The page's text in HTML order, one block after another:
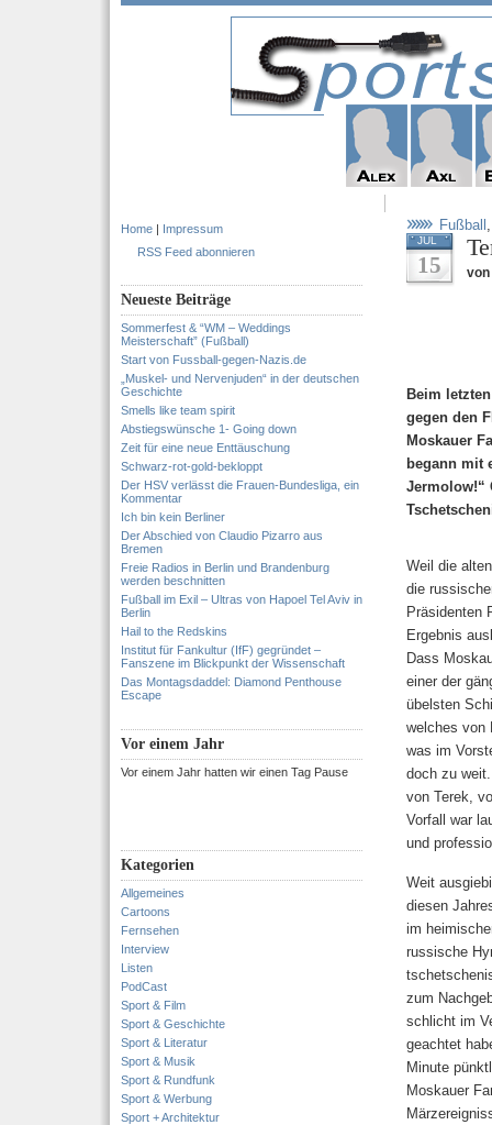
Home | Impressum
RSS Feed abonnieren
Neueste Beiträge
Sommerfest & “WM – Weddings
Meisterschaft” (Fußball)
Start von Fussball-gegen-Nazis.de
„Muskel- und Nervenjuden“ in der deutschen
Geschichte
Smells like team spirit
Abstiegswünsche 1- Going down
Zeit für eine neue Enttäuschung
Schwarz-rot-gold-bekloppt
Der HSV verlässt die Frauen-Bundesliga, ein
Kommentar
Ich bin kein Berliner
Der Abschied von Claudio Pizarro aus
Bremen
Freie Radios in Berlin und Brandenburg
werden beschnitten
Fußball im Exil – Ultras von Hapoel Tel Aviv in
Berlin
Hail to the Redskins
Institut für Fankultur (IfF) gegründet –
Fanszene im Blickpunkt der Wissenschaft
Das Montagsdaddel: Diamond Penthouse
Escape
Vor einem Jahr
Vor einem Jahr hatten wir einen Tag Pause
Kategorien
Allgemeines
Cartoons
Fernsehen
Interview
Listen
PodCast
Sport & Film
Sport & Geschichte
Sport & Literatur
Sport & Musik
Sport & Rundfunk
Sport & Werbung
Sport + Architektur
Fußball
JUL
15 von
Beim
gegen den
Moskauer
begann mit
Jermolow!“
Weil die
die
Präsidenten
Ergebnis
Dass
einer der
übelsten
welches von
was im
doch zu
von Terek,
Vorfall war
und
Weit
diesen
im
russische
zum
schlicht im
geachtet
Minute
Moskauer